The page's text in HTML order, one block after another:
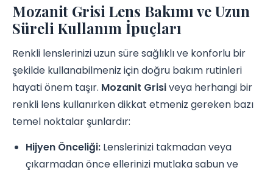
Mozanit Grisi Lens Bakımı ve Uzun
Süreli Kullanım İpuçları
Renkli lenslerinizi uzun süre sağlıklı ve konforlu bir
şekilde kullanabilmeniz için doğru bakım rutinleri
hayati önem taşır. Mozanit Grisiveya herhangi bir
renkli lens kullanırken dikkat etmeniz gereken bazı
temel noktalar şunlardır:
Hijyen Önceliği: Lenslerinizi takmadan veya
çıkarmadan önce ellerinizi mutlaka sabun ve